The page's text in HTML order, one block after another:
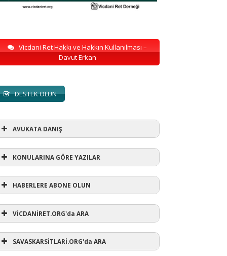
Vicdani Ret Hakkı ve Hakkın Kullanılması –
Davut Erkan
DESTEK OLUN
AVUKATA DANIŞ
AVUKATA DANIŞ
KONULARINA GÖRE YAZILAR
KONULARINA GÖRE YAZILAR
(1)
ihtarı(3)
HABERLERE ABONE OLUN
VİCDANİRET.ORG'da ARA
SAVASKARSİTLARİ.ORG'da ARA